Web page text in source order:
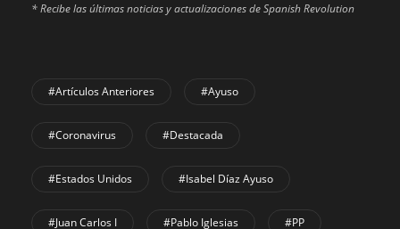
* Recibe las últimas noticias y actualizaciones de Spanish Revolution
#Artículos Anteriores #Ayuso
#coronavirus #Destacada
#Estados Unidos #Isabel Díaz Ayuso
#Juan Carlos I #Pablo Iglesias #PP